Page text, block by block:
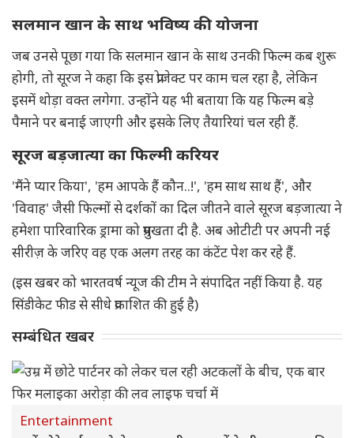
सलमान खान के साथ भविष्य की योजना
जब उनसे पूछा गया कि सलमान खान के साथ उनकी फिल्म कब शुरू
होगी, तो सूरज ने कहा कि इस प्रोजेक्ट पर काम चल रहा है, लेकिन
इसमें थोड़ा वक्त लगेगा. उन्होंने यह भी बताया कि यह फिल्म बड़े
पैमाने पर बनाई जाएगी और इसके लिए तैयारियां चल रही हैं.
सूरज बड़जात्या का फिल्मी करियर
'मैंने प्यार किया', 'हम आपके हैं कौन..!', 'हम साथ साथ हैं', और
'विवाह' जैसी फिल्मों से दर्शकों का दिल जीतने वाले सूरज बड़जात्या ने
हमेशा पारिवारिक ड्रामा को प्रमुखता दी है. अब ओटीटी पर अपनी नई
सीरीज़ के जरिए वह एक अलग तरह का कंटेंट पेश कर रहे हैं.
(इस खबर को भारतवर्ष न्यूज की टीम ने संपादित नहीं किया है. यह
सिंडीकेट फीड से सीधे प्रकाशित की हुई है)
सम्बंधित खबर
Entertainment